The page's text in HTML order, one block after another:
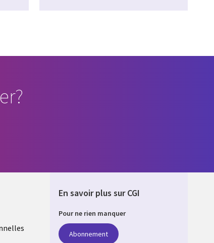
En savoir plus sur CGI
Pour ne rien manquer
Abonnement